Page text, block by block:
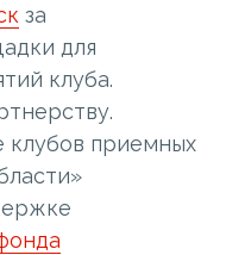
за
для
клуба.
клубов приемных